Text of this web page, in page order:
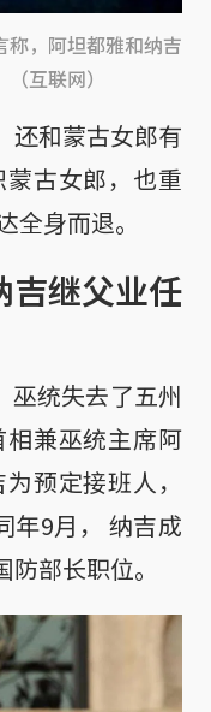
，阿坦都雅和纳吉
互联网）
还和蒙古女郎有
古女郎，也重
全身而退。
继父业任
统失去了五州
兼巫统主席阿
预定接班人，
年9月， 纳吉成
部长职位。